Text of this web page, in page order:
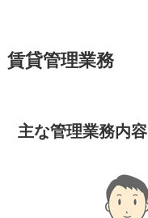
賃貸管理業務
主な管理業務内容